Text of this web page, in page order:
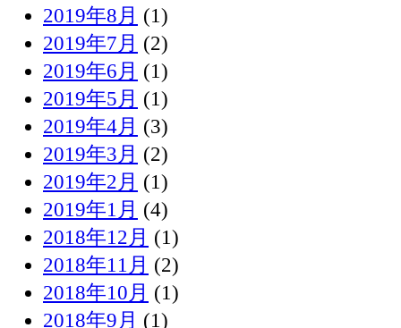
2019年8月 (1)
2019年7月 (2)
2019年6月 (1)
2019年5月 (1)
2019年4月 (3)
2019年3月 (2)
2019年2月 (1)
2019年1月 (4)
2018年12月 (1)
2018年11月 (2)
2018年10月 (1)
2018年9月 (1)